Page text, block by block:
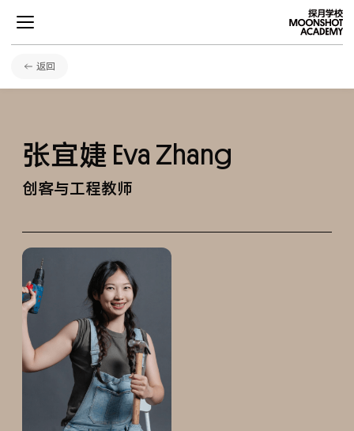
项目
发展
社区生活
关于探月
招生
小学及初中
返回
张宜婕 Eva Zhang
创客与工程教师